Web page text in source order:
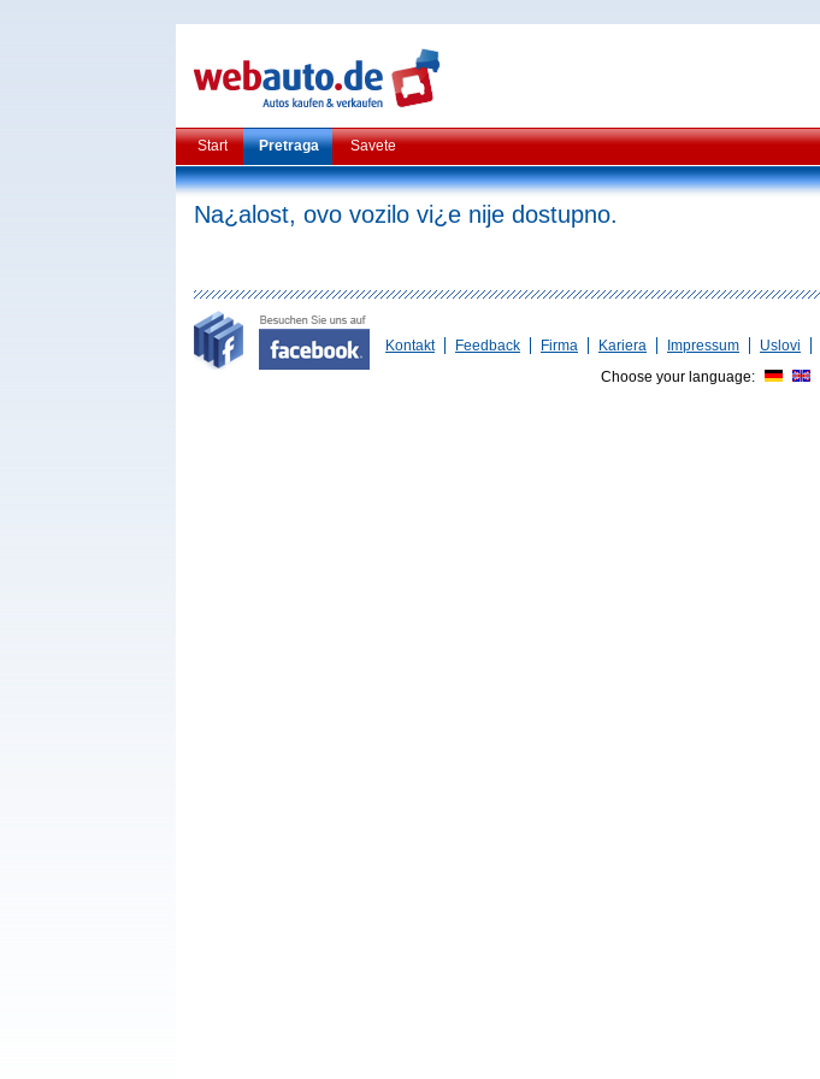
Start Pretraga Savete
Na¿alost, ovo vozilo vi¿e nije dostupno.
Kontakt
Feedback Firma Kariera Impressum Uslovi
Choose your language: